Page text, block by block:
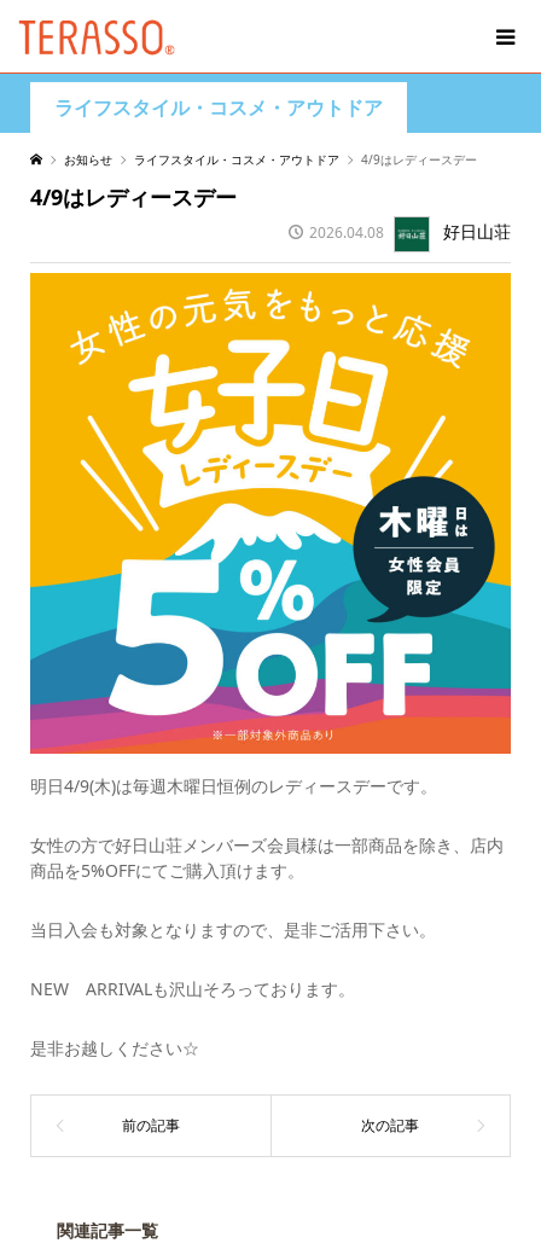
ライフスタイル・コスメ・アウトドア
お知らせ ライフスタイル・コスメ・アウトドア 4/9はレディースデー
4/9はレディースデー
2026.04.08 好日山荘
明日4/9(木)は毎週木曜日恒例のレディースデーです。
女性の方で好日山荘メンバーズ会員様は一部商品を除き、店内
商品を5%OFFにてご購入頂けます。
当日入会も対象となりますので、是非ご活用下さい。
NEW ARRIVALも沢山そろっております。
是非お越しください☆
関連記事一覧